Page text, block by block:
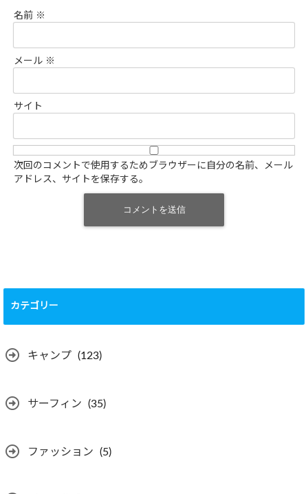
名前 ※
メール ※
サイト
次回のコメントで使用するためブラウザーに自分の名前、メール
アドレス、サイトを保存する。
カテゴリー
キャンプ (123)
サーフィン (35)
ファッション (5)